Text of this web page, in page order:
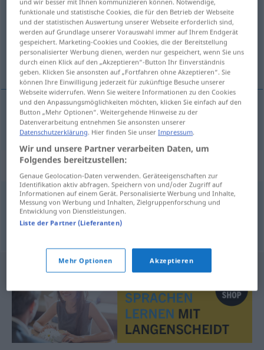
Übersicht aller Übersetzungen
(Für mehr Details die Übersetzung anklicken/antippen)
поглавље
поглавље Kapitel
Synonyme für "Kapitel"
Passage,Artikel,Abschnitt,Absatz
funktionale und statistische Cookies, die für den Betrieb der Webseite
und der statistischen Auswertung unserer Webseite erforderlich sind,
werden auf Grundlage unserer Vorauswahl immer auf Ihrem Endgerät
gespeichert. Marketing-Cookies und Cookies, die der Bereitstellung
personalisierter Werbung dienen, werden nur gespeichert, wenn Sie uns
durch einen Klick auf den „Akzeptieren“-Button Ihr Einverständnis
geben. Klicken Sie ansonsten auf „Fortfahren ohne Akzeptieren“. Sie
können Ihre Einwilligung jederzeit für zukünftige Besuche unserer
Webseite widerrufen. Wenn Sie weitere Informationen zu den Cookies
und den Anpassungsmöglichkeiten möchten, klicken Sie einfach auf den
Button „Mehr Optionen“. Weitergehende Hinweise zu der
Datenverarbeitung entnehmen Sie ansonsten unserer
Datenschutzerklärung . Hier finden Sie unserImpressum
Wir und unsere Partner verarbeiten Daten, um
Folgendes bereitzustellen:
Genaue Geolocation-Daten verwenden. Geräteeigenschaften zur
Identifikation aktiv abfragen. Speichern von und/oder Zugriff auf
Informationen auf einem Gerät. Personalisierte Werbung und Inhalte,
Messung von Werbung und Inhalten, Zielgruppenforschung und
Entwicklung von Dienstleistungen.
Liste der Partner (Lieferanten)
Mehr Optionen Akzeptieren